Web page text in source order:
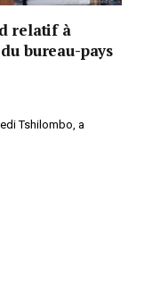
relatif à
bureau-pays
Tshilombo, a